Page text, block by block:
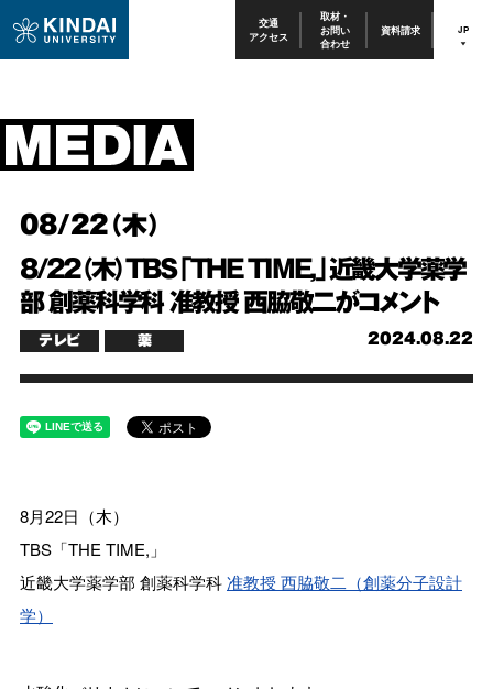
交通
アクセス
取材・
お問い
合わせ
資料請求 JP
08/22（木）
8/22（木）TBS「THE TIME,」近畿大学薬学
部 創薬科学科 准教授 西脇敬二がコメント
2024.08.22
テレビ 薬
8月22日（木）
TBS「THE TIME,」
近畿大学薬学部 創薬科学科准教授 西脇敬二（創薬分子設計
学）